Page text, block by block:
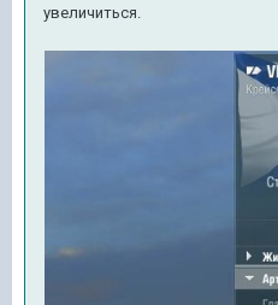
увеличиться.